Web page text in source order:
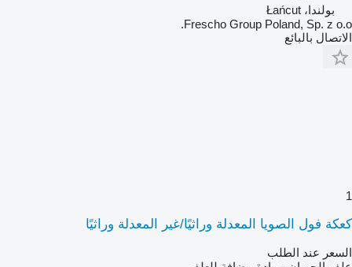
بولندا، Łańcut
Frescho Group Poland, Sp. z o.o.
الاتصال بالبائع
1
كعكة فول الصويا المعدلة وراثيًا/غير المعدلة وراثيًا
السعر عند الطلب